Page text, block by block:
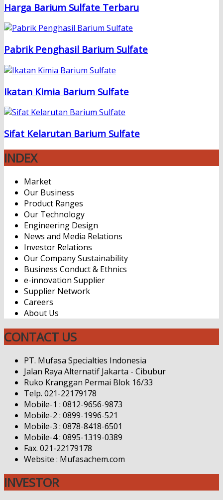
Harga Barium Sulfate Terbaru
Pabrik Penghasil Barium Sulfate
Ikatan Kimia Barium Sulfate
Sifat Kelarutan Barium Sulfate
INDEX
Market
Our Business
Product Ranges
Our Technology
Engineering Design
News and Media Relations
Investor Relations
Our Company Sustainability
Business Conduct & Ethnics
e-innovation Supplier
Supplier Network
Careers
About Us
CONTACT US
PT. Mufasa Specialties Indonesia
Jalan Raya Alternatif Jakarta - Cibubur
Ruko Kranggan Permai Blok 16/33
Telp. 021-22179178
Mobile-1 : 0812-9656-9873
Mobile-2 : 0899-1996-521
Mobile-3 : 0878-8418-6501
Mobile-4 : 0895-1319-0389
Fax. 021-22179178
Website : Mufasachem.com
INVESTOR